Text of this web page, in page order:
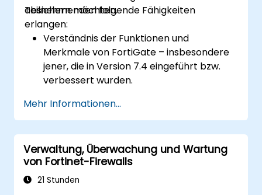
beheben und diese effektiv zu betreiben.
absichern möchten.
Teilnehmenden folgende Fähigkeiten
erlangen:
Verständnis der Funktionen und
Merkmale von FortiGate – insbesondere
jener, die in Version 7.4 eingeführt bzw.
verbessert wurden.
FortiGate-Geräten und Implementierung
fortgeschrittener Sicherheitsfunktionen.
Einsatz und Verwaltung leistungsstarker
Sicherheitsmaßnahmen wie Intrusion
Prevention Systems, Virenschutz,
Webfilterung sowie
Mehr Informationen...
Verwaltung, Überwachung und Wartung
von Fortinet-Firewalls
21 Stunden